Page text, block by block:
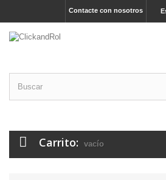
Contacte con nosotros
Carrito: vacío